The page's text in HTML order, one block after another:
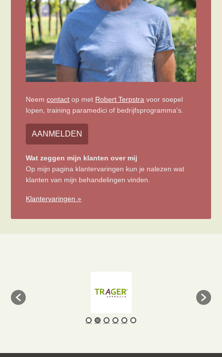
Neemcontact op met Robert Terpstra voor soepel
lopen, training paramedici of bedrijfsprogramma's.
AANMELDEN
Wat zeggen mijn klanten over mij
Op mijn pagina klantervaringen kun je nalezen wat
klanten van mijn behandelingen vinden.
Klantervaringen »